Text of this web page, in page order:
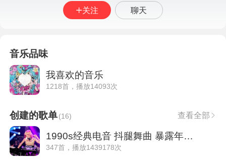
关注 聊天
音乐品味
我喜欢的音乐
1218首，播放14093次
创建的歌单(16) 查看全部
1990s经典电音 抖腿舞曲 暴露年龄 每周更新
347首，播放1439178次